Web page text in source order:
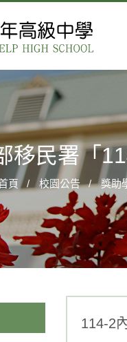
移民署「
頁 校園公告 獎助
114-2